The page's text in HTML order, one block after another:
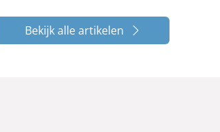
Bekijk alle artikelen